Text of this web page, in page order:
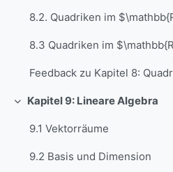
Einklappen
Kapitel 9: Lineare Algebra
9.1 Vektorräume
9.2 Basis und Dimension